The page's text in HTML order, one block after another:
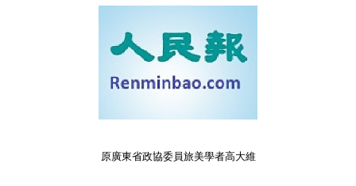
原廣東省政協委員旅美學者高大維